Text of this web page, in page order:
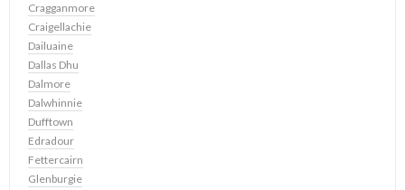
Cragganmore
Craigellachie
Dailuaine
Dallas Dhu
Dalmore
Dalwhinnie
Dufftown
Edradour
Fettercairn
Glenburgie